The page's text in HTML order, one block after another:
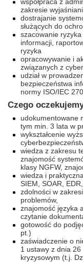
zakresie
dostrajanie
służących do
szacowanie
informacji,
ryzyka
opracowywanie i
związanych z
udział w
bezpieczeństwa
normy ISO/IEC
Czego
udokumentowane
tym min. 3 lata w
wykształcenie
wiedza z zakresu
znajomość
klasy NGFW,
wiedza i
SIEM, SOAR,
zdolności w
problemów,
znajomość języka
czytanie
gotowość do
pt.)
zaświadczenie o
1 ustawy z dnia
kryzysowym (t.j.